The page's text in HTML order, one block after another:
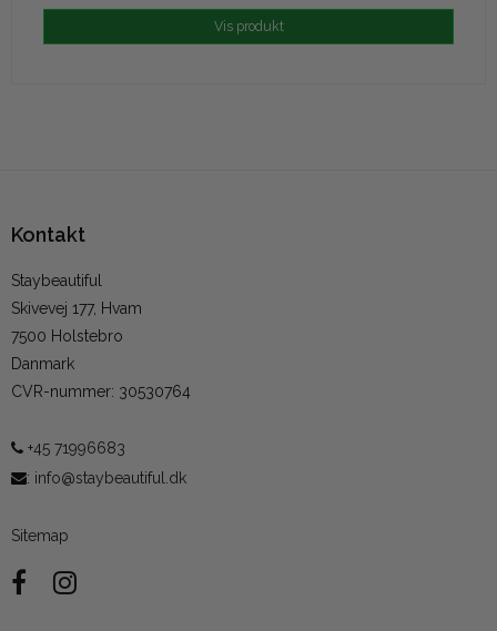
Vis produkt
Kontakt
Staybeautiful
Skivevej 177, Hvam
7500 Holstebro
Danmark
CVR-nummer: 30530764
+45 71996683
: info@staybeautiful.dk
Sitemap